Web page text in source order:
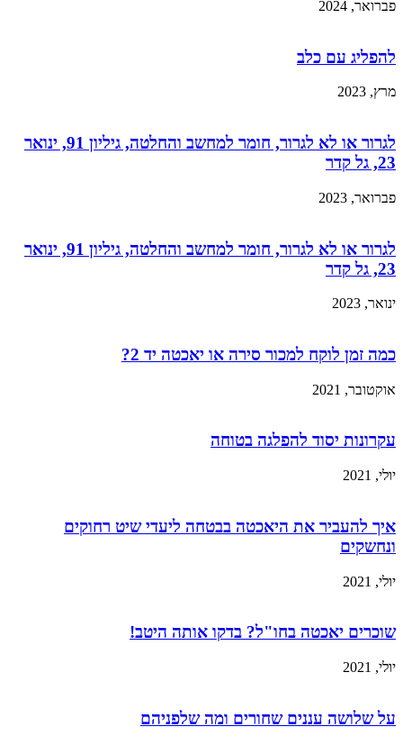
פברואר, 2024
להפליג עם כלב
מרץ, 2023
לגרור או לא לגרור, חומר למחשב והחלטה, גיליון 91, ינואר
23, גל קדר
פברואר, 2023
לגרור או לא לגרור, חומר למחשב והחלטה, גיליון 91, ינואר
23, גל קדר
ינואר, 2023
כמה זמן לוקח למכור סירה או יאכטה יד 2?
אוקטובר, 2021
עקרונות יסוד להפלגה בטוחה​
יולי, 2021
איך להעביר את היאכטה בבטחה ליעדי שיט רחוקים
ונחשקים​
יולי, 2021
שוכרים יאכטה בחו"ל? בדקו אותה היטב!
יולי, 2021
על שלושה עננים שחורים ומה שלפניהם